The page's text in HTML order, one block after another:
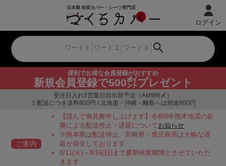
便利でお得な会員登録がおすすめ
新規会員登録で500㌽プレゼント
ログイン
受注日入れ5営業日目出荷予定（AM9時〆）
１配送につき送料800円 / 北海道・沖縄・離島へは別途800円
ご案内
【謹んで御見舞申し上げます】令和8年熊本地震の影
響による配送停止・遅延についてお知らせ
※熊本県は配送停止、宮崎県・鹿児島県は大幅な遅
延が発生しております
8/11(火)～8/16(日)まで夏期休業期間とさせていただ
きます